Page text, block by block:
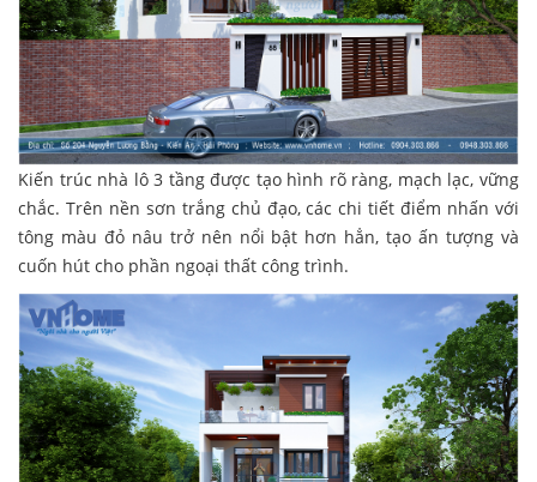
Kiến trúc nhà lô 3 tầng được tạo hình rõ ràng, mạch lạc, vững
chắc. Trên nền sơn trắng chủ đạo, các chi tiết điểm nhấn với
tông màu đỏ nâu trở nên nổi bật hơn hẳn, tạo ấn tượng và
cuốn hút cho phần ngoại thất công trình.